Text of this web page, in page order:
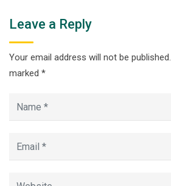
Leave a Reply
Your email address will not be published.
marked *